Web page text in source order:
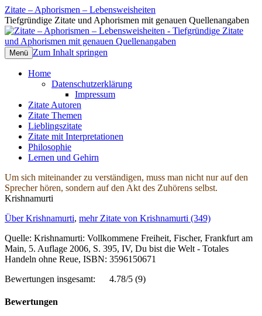
Zitate – Aphorismen – Lebensweisheiten
Tiefgründige Zitate und Aphorismen mit genauen Quellenangaben
Menü Zum Inhalt springen
Home
Datenschutzerklärung
Impressum
Zitate Autoren
Zitate Themen
Lieblingszitate
Zitate mit Interpretationen
Philosophie
Lernen und Gehirn
Um sich miteinander zu verständigen, muss man nicht nur auf den
Sprecher hören, sondern auf den Akt des Zuhörens selbst.
Krishnamurti
Über Krishnamurti, mehr Zitate von Krishnamurti (349)
Quelle: Krishnamurti: Vollkommene Freiheit, Fischer, Frankfurt am
Main, 5. Auflage 2006, S. 395, IV, Du bist die Welt - Totales
Handeln ohne Reue, ISBN: 3596150671
Bewertungen insgesamt:
4.78/5 (9)
Bewertungen